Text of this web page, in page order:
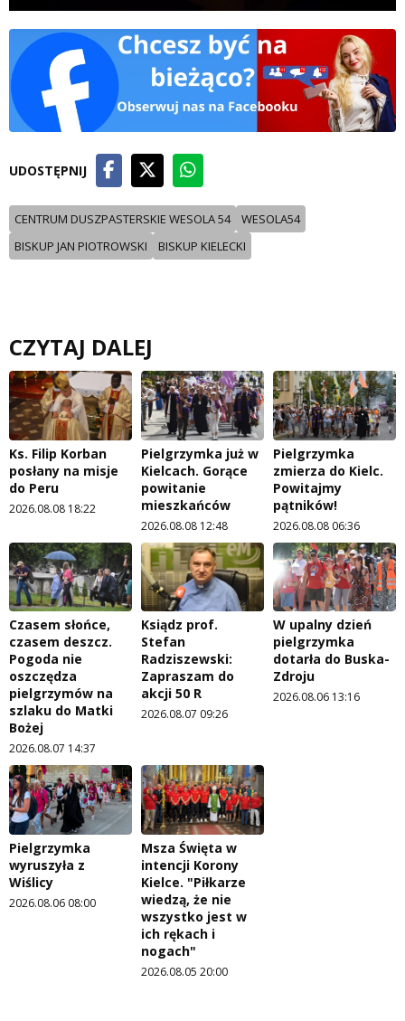
UDOSTĘPNIJ
CENTRUM DUSZPASTERSKIE WESOLA 54
WESOLA54
BISKUP JAN PIOTROWSKI
BISKUP KIELECKI
CZYTAJ DALEJ
Ks. Filip Korban
posłany na misje
do Peru
2026.08.08 18:22
Pielgrzymka już w
Kielcach. Gorące
powitanie
mieszkańców
2026.08.08 12:48
Pielgrzymka
zmierza do Kielc.
Powitajmy
pątników!
2026.08.08 06:36
Czasem słońce,
czasem deszcz.
Pogoda nie
oszczędza
pielgrzymów na
szlaku do Matki
Bożej
2026.08.07 14:37
Ksiądz prof.
Stefan
Radziszewski:
Zapraszam do
akcji 50 R
2026.08.07 09:26
W upalny dzień
pielgrzymka
dotarła do Buska-
Zdroju
2026.08.06 13:16
Pielgrzymka
wyruszyła z
Wiślicy
2026.08.06 08:00
Msza Święta w
intencji Korony
Kielce. "Piłkarze
wiedzą, że nie
wszystko jest w
ich rękach i
nogach"
2026.08.05 20:00